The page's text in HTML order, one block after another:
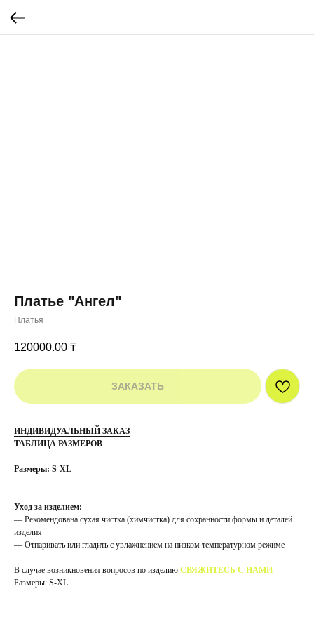
Платье "Ангел"
Платья
120000.00 ₸
ЗАКАЗАТЬ
ИНДИВИДУАЛЬНЫЙ ЗАКАЗ
ТАБЛИЦА РАЗМЕРОВ
Размеры: S-XL
Уход за изделием:
— Рекомендована сухая чистка (химчистка) для сохранности формы и деталей
изделия
— Отпаривать или гладить с увлажнением на низком температурном режиме
В случае возникновения вопросов по изделию СВЯЖИТЕСЬ С НАМИ
Размеры: S-XL